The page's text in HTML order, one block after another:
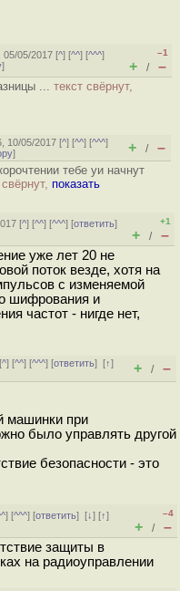
05/05/2017 [^] [^^] [^^^]
]
–1
+ / –
... текст свёрнут,
10/05/2017 [^] [^^] [^^^]
] + / –
тебе уи начнут
показать
[^] [^^] [^^^] [ответить]
+1
+ / –
уже лет 20 не
поток везде, хотя на
с изменяемой
шифрования и
частот - нигде нет,
^] [^^] [^^^] [ответить][↑]
+ / –
машинки при
было управлять другой
безопасности - это
] [^^^] [ответить][↓] [↑]
–4
+ / –
защиты в
на радиоуправлении